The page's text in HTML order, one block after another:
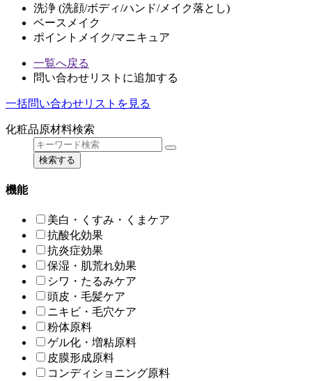
洗浄 (洗顔/ボディ/ハンド/メイク落とし)
ベースメイク
ポイントメイク/マニキュア
一覧へ戻る
問い合わせリストに追加する
一括問い合わせリストを見る
化粧品原材料検索
検索する
機能
美白・くすみ・くまケア
抗酸化効果
抗炎症効果
保湿・肌荒れ効果
シワ・たるみケア
頭皮・毛髪ケア
ニキビ・毛穴ケア
粉体原料
ゲル化・増粘原料
皮膜形成原料
コンディショニング原料